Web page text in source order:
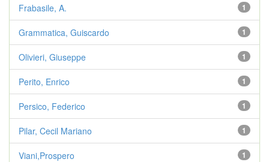
1
Frabasile, A.
1
Grammatica, Guiscardo
1
Olivieri, Giuseppe
1
Perito, Enrico
1
Persico, Federico
1
Pilar, Cecil Mariano
1
Viani,Prospero